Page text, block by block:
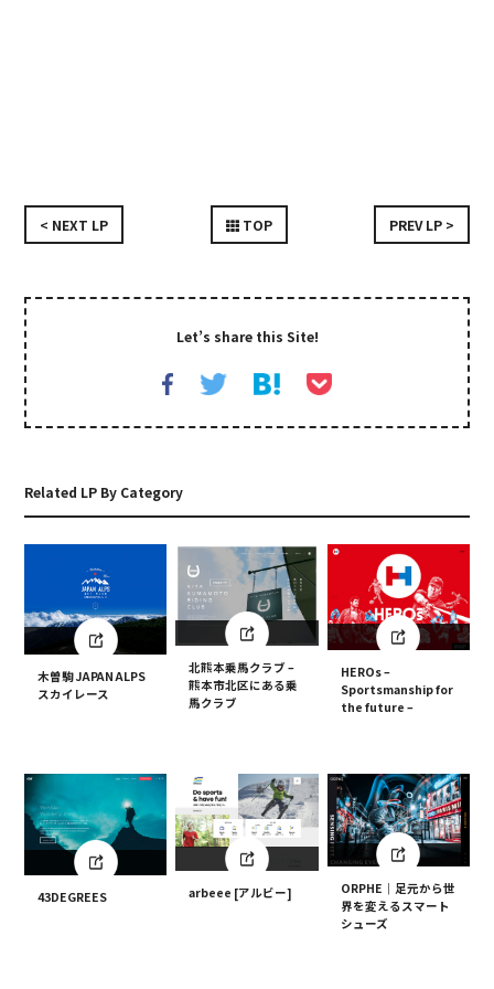
< NEXT LP TOP PREV LP >
Let’s share this Site!
Related LP By Category
木曽駒 JAPAN ALPS
スカイレース
北熊本乗馬クラブ –
熊本市北区にある乗
馬クラブ
HEROs –
Sportsmanship for
the future –
43DEGREES arbeee [アルビー]
ORPHE｜足元から世
界を変えるスマート
シューズ